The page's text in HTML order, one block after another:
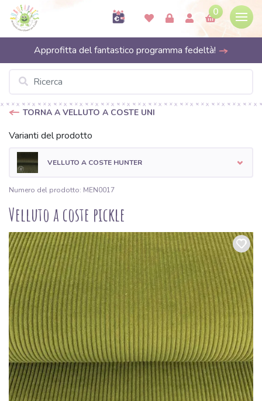
0
Approfitta del fantastico programma fedeltà!
TORNA A VELLUTO A COSTE UNI
Varianti del prodotto
VELLUTO A COSTE HUNTER
Numero del prodotto: MEN0017
Velluto a coste pickle